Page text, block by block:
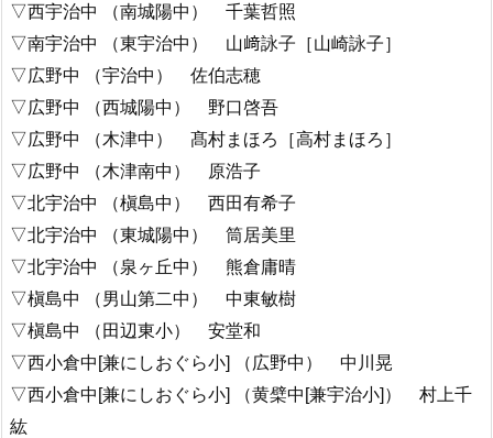
▽西宇治中 （南城陽中） 千葉哲照
▽南宇治中 （東宇治中） 山﨑詠子［山崎詠子］
▽広野中 （宇治中） 佐伯志穂
▽広野中 （西城陽中） 野口啓吾
▽広野中 （木津中） 髙村まほろ［高村まほろ］
▽広野中 （木津南中） 原浩子
▽北宇治中 （槇島中） 西田有希子
▽北宇治中 （東城陽中） 筒居美里
▽北宇治中 （泉ヶ丘中） 熊倉庸晴
▽槇島中 （男山第二中） 中東敏樹
▽槇島中 （田辺東小） 安堂和
▽西小倉中[兼にしおぐら小] （広野中） 中川晃
▽西小倉中[兼にしおぐら小] （黄檗中[兼宇治小]） 村上千
紘